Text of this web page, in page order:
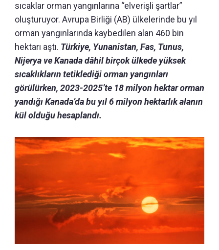
sıcaklar orman yangınlarına “elverişli şartlar”
oluşturuyor. Avrupa Birliği (AB) ülkelerinde bu yıl
orman yangınlarında kaybedilen alan 460 bin
hektarı aştı. Türkiye, Yunanistan, Fas, Tunus,
Nijerya ve Kanada dâhil birçok ülkede yüksek
sıcaklıkların tetiklediği orman yangınları
görülürken, 2023-2025’te 18 milyon hektar orman
yandığı Kanada’da bu yıl 6 milyon hektarlık alanın
kül olduğu hesaplandı.